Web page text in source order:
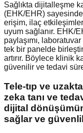
Sağlıkta dijitalleşme
(EHK/EHR) sayesinde
erişim, ilaç
uyum sağlanır. EHK/
paylaşımı,
tek bir panelde
artırır. Böylece klinik
güvenilir ve tedavi
Tele-tıp ve
zeka tanı ve
dijital
sağlar ve